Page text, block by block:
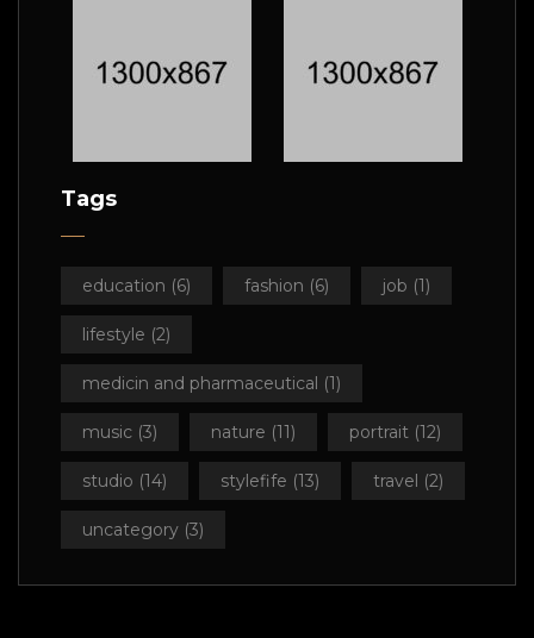
Tags
education (6) fashion (6) job (1)
lifestyle (2)
medicin and pharmaceutical (1)
music (3) nature (11) portrait (12)
studio (14) stylefife (13) travel (2)
uncategory (3)